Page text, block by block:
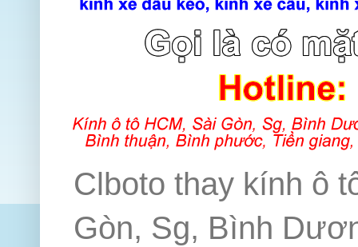
Clboto thay kính ô
Gòn, Sg, Bình